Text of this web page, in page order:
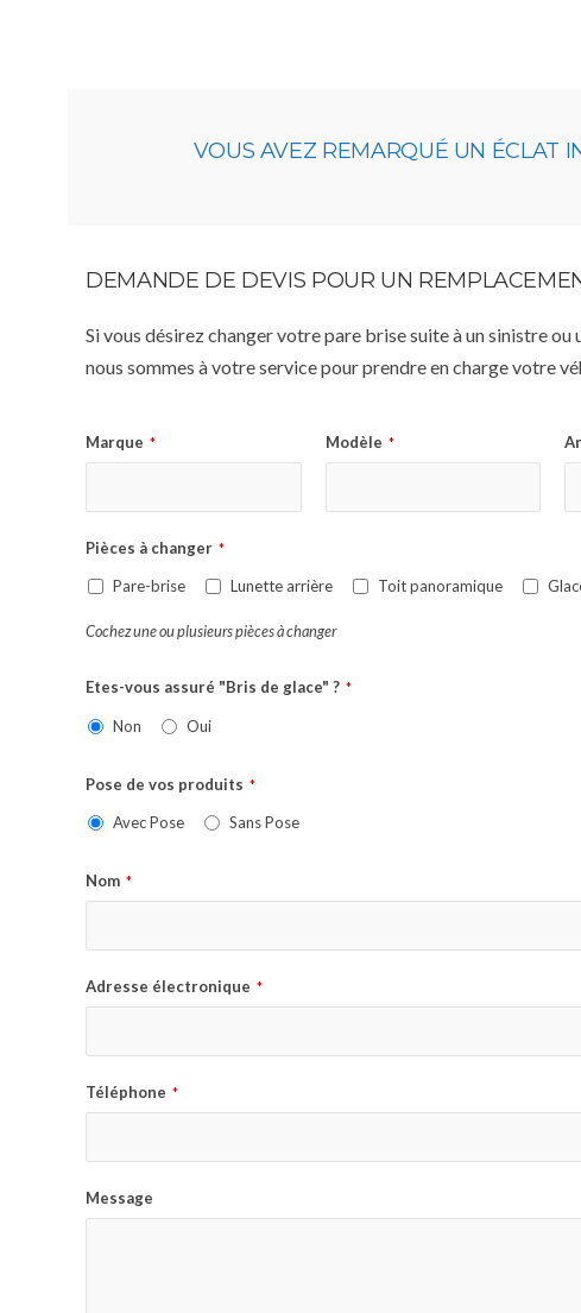
VOUS AVEZ REMARQUÉ UN ÉCLAT
DEMANDE DE DEVIS POUR UN
Si vous désirez changer votre pare brise suite à un sinistre
nous sommes à votre service pour prendre en charge votre
Marque * Modèle *
Pièces à changer *
Pare-brise Lunette arrière Toit panoramique
Cochez une ou plusieurs pièces à changer
Etes-vous assuré "Bris de glace" ? *
Non Oui
Pose de vos produits *
Avec Pose Sans Pose
Nom *
Adresse électronique *
Téléphone *
Message